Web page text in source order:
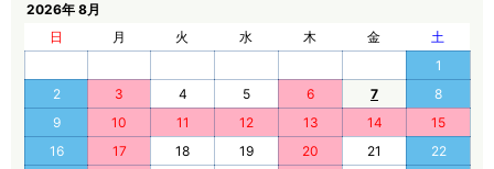
2026年 8月
日
月 火 水 木 金
土
1
2
3 4 5 6 7
8
9
10 11 12 13 14
15
16
17 18 19 20 21
22